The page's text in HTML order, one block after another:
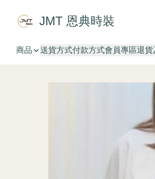
JMT 恩典時裝
商品 送貨方式付款方式會員專區退貨